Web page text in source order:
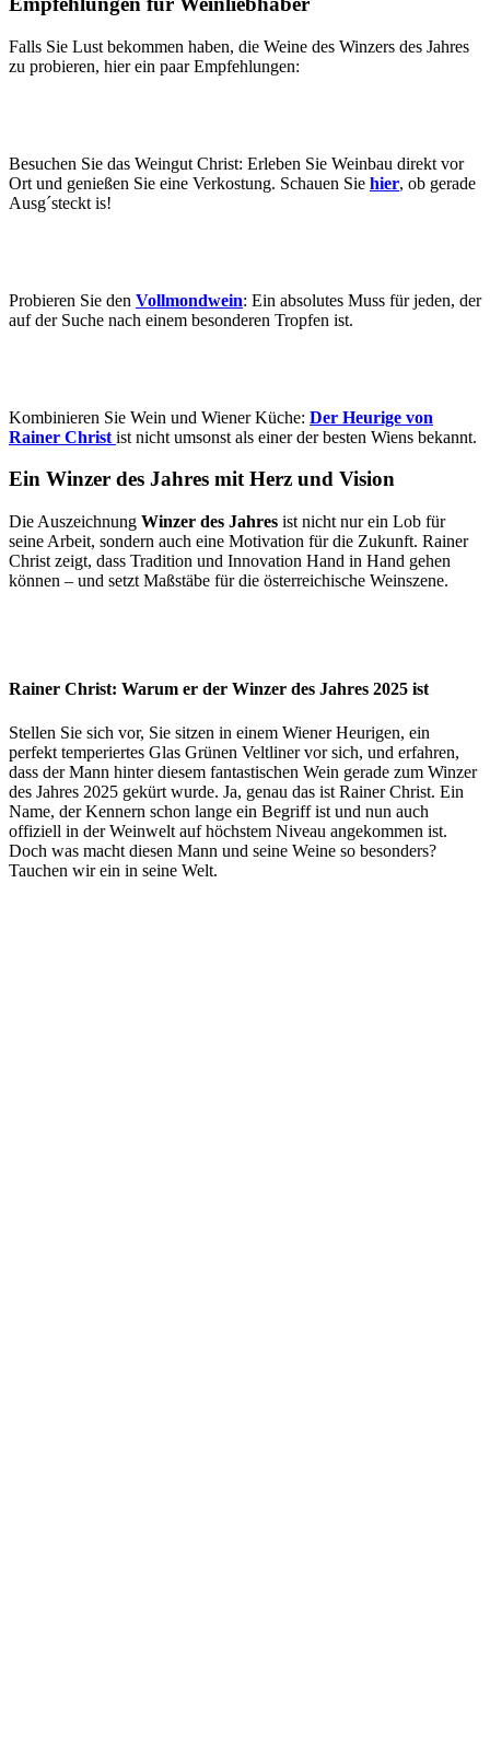
Falls Sie Lust bekommen haben, die Weine des Winzers des Jahres
zu probieren, hier ein paar Empfehlungen:
Besuchen Sie das Weingut Christ: Erleben Sie Weinbau direkt vor
Ort und genießen Sie eine Verkostung. Schauen Sie hier, ob gerade
Ausg´steckt is!
Probieren Sie den Vollmondwein: Ein absolutes Muss für jeden, der
auf der Suche nach einem besonderen Tropfen ist.
Kombinieren Sie Wein und Wiener Küche: Der Heurige von
Rainer Christ ist nicht umsonst als einer der besten Wiens bekannt.
Ein Winzer des Jahres mit Herz und Vision
Die Auszeichnung Winzer des Jahres ist nicht nur ein Lob für
seine Arbeit, sondern auch eine Motivation für die Zukunft. Rainer
Christ zeigt, dass Tradition und Innovation Hand in Hand gehen
können – und setzt Maßstäbe für die österreichische Weinszene.
Rainer Christ: Warum er der Winzer des Jahres 2025 ist
Stellen Sie sich vor, Sie sitzen in einem Wiener Heurigen, ein
perfekt temperiertes Glas Grünen Veltliner vor sich, und erfahren,
dass der Mann hinter diesem fantastischen Wein gerade zum Winzer
des Jahres 2025 gekürt wurde. Ja, genau das ist Rainer Christ. Ein
Name, der Kennern schon lange ein Begriff ist und nun auch
offiziell in der Weinwelt auf höchstem Niveau angekommen ist.
Doch was macht diesen Mann und seine Weine so besonders?
Tauchen wir ein in seine Welt.